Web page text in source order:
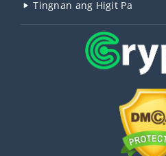
Tingnan ang Higit Pa